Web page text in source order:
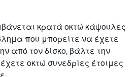
κρατά οκτώ κάψουλες
που μπορείτε να έχετε
από τον δίσκο, βάλτε την
οκτώ συνεδρίες έτοιμες